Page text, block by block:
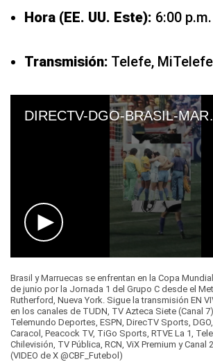
Hora (EE. UU. Este): 6:00 p.m.
Transmisión: Telefe,
DIRECTV-
seconds
of
42
seconds
Brasil y Marruecas se enfrentan en la Copa
de junio por la Jornada 1 del Grupo C desde el
Rutherford, Nueva York. Sigue la transmisión EN
en los canales de TUDN, TV Azteca Siete (Canal
Telemundo Deportes, ESPN, DirecTV Sports,
Caracol, Peacock TV, TiGo Sports, RTVE La 1,
Chilevisión, TV Pública, RCN, ViX Premium y Canal
(VIDEO de X @CBF_Futebol)